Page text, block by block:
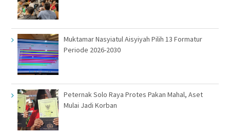
Muktamar Nasyiatul Aisyiyah Pilih 13 Formatur
Periode 2026-2030
Peternak Solo Raya Protes Pakan Mahal, Aset
Mulai Jadi Korban